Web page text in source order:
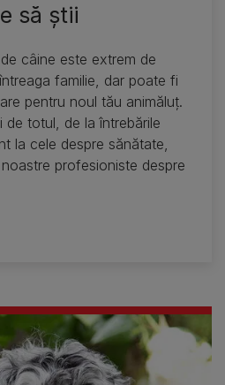
să ştii
câine este extrem de
familie, dar poate fi
pentru noul tău animăluţ.
totul, de la întrebările
la cele despre sănătate,
profesioniste despre